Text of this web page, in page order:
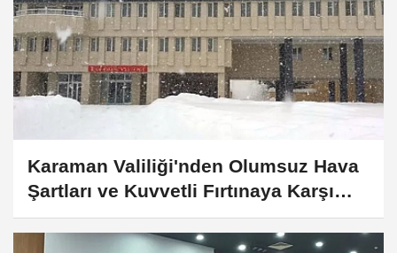
Karaman Valiliği'nden Olumsuz Hava
Şartları ve Kuvvetli Fırtınaya Karşı
Uyarı!